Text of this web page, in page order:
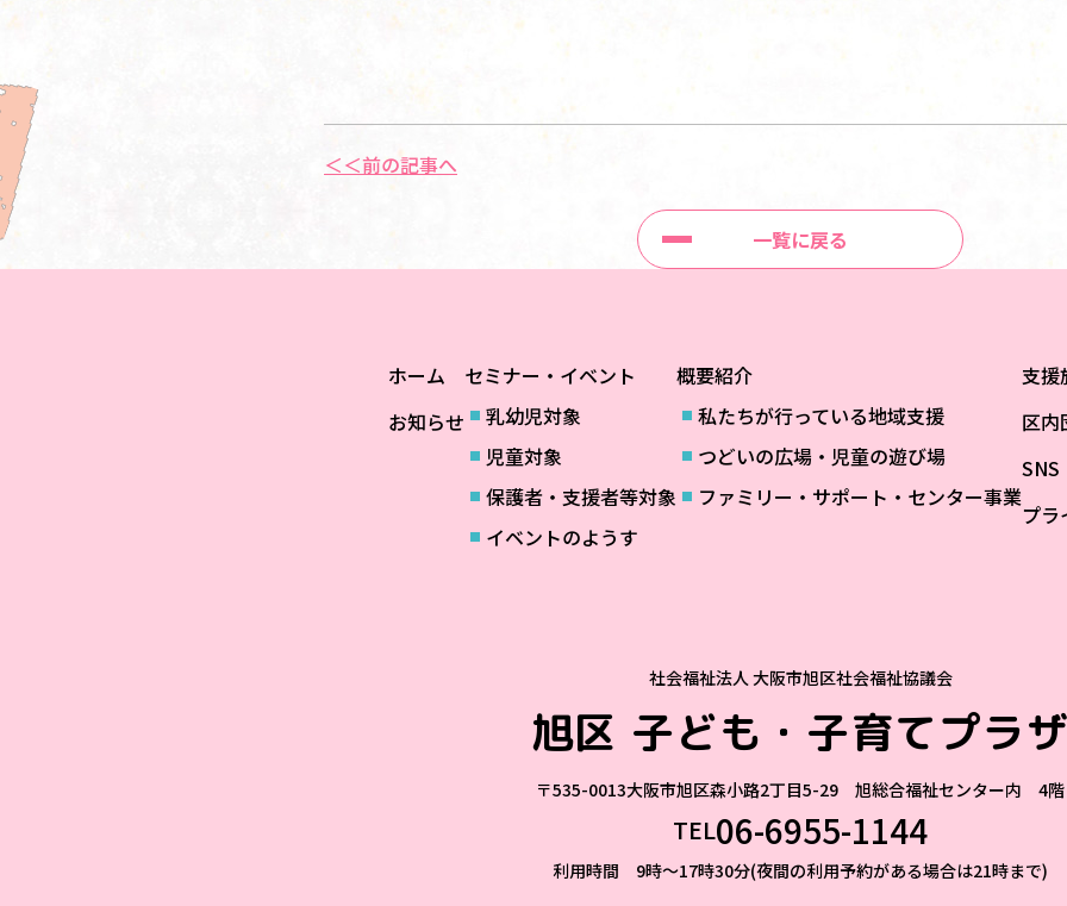
＜＜前の記事へ
一覧に戻る
ホーム
お知らせ
セミナー・イベント
乳幼児対象
児童対象
保護者・支援者等対象
イベントのようす
概要紹介
私たちが行っている地域支援
つどいの広場・児童の遊び場
ファミリー・サポート・センター事業
支援
区内
SNS
プラ
社会福祉法人 大阪市旭区社会福祉協議会
旭区 子ども・子育てプラ
〒535-0013大阪市旭区森小路2丁目5-29 旭総合福祉センター内 4階
TEL06-6955-1144
利用時間 9時～17時30分(夜間の利用予約がある場合は21時まで)